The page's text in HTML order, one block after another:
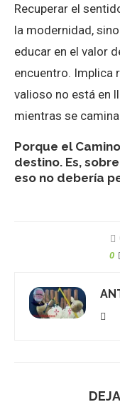
Recuperar el
la modernidad,
educar en el valor
encuentro. Implica
valioso no está en
mientras se camina.
Porque el
destino. Es,
eso no debería
0